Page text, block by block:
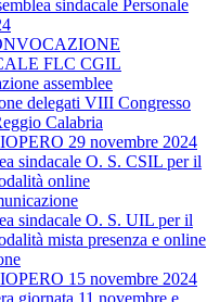
sindacale Personale
FLC CGIL
assemblee
delegati VIII Congresso
Calabria
29 novembre 2024
sindacale O. S. CSIL per il
online
sindacale O. S. UIL per il
mista presenza e online
15 novembre 2024